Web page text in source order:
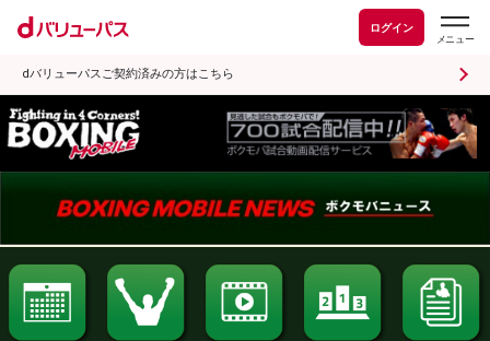
ログイン
dバリューパスご契約済みの方はこちら